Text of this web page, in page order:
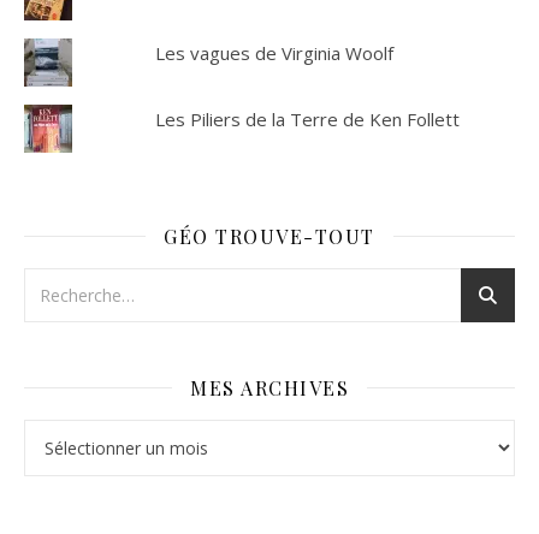
Les vagues de Virginia Woolf
Les Piliers de la Terre de Ken Follett
GÉO TROUVE-TOUT
MES ARCHIVES